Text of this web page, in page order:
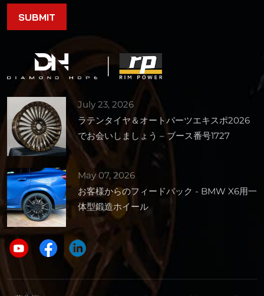
July 23, 2026
ラテンタイヤ＆オートパーツエキスポ2026
でお会いしましょう – ブース番号1727
May 07, 2026
お客様からのフィードバック - BMW X6用一
体型鍛造ホイール